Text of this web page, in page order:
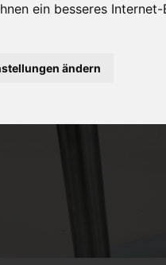
ein besseres
ändern
(innerhalb